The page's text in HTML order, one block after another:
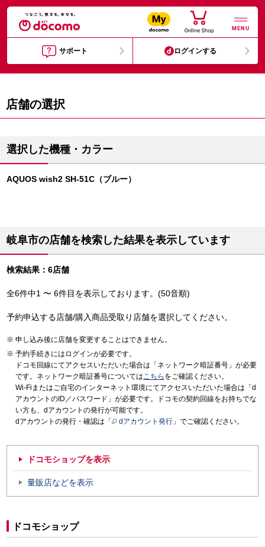
MENU
サポート ログインする
店舗の選択
選択した機種・カラー
AQUOS wish2 SH-51C（ブルー）
岐阜市の店舗を検索した結果を表示しています
検索結果：6店舗
全6件中1 〜 6件目を表示しております。(50音順)
予約申込する店舗/購入商品受取り店舗を選択してください。
申し込み後に店舗を変更することはできません。
予約手続きにはログインが必要です。
ドコモ回線にてアクセスいただいた場合は「ネットワーク暗証番号」が必要
です。ネットワーク暗証番号についてはこちら をご確認ください。
Wi-Fiまたはご自宅のインターネット環境にてアクセスいただいた場合は「d
アカウントのID／パスワード」が必要です。ドコモの契約回線をお持ちでな
い方も、dアカウントの発行が可能です。
dアカウントの発行・確認は「
dアカウント発行 」でご確認ください。
ドコモショップを表示
量販店などを表示
ドコモショップ